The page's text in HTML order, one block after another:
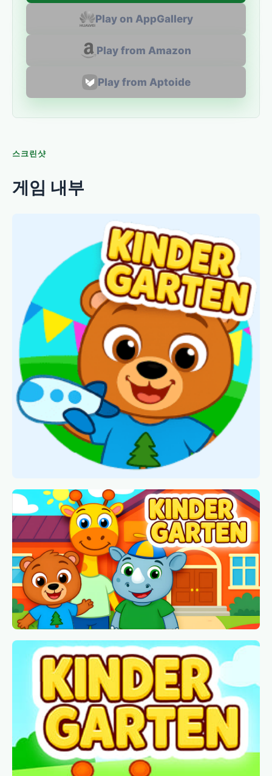
Play on AppGallery
Play from Amazon
Play from Aptoide
스크린샷
게임 내부